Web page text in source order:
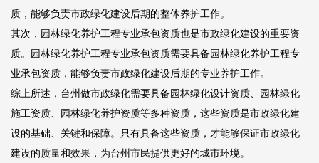
质，能够负责市政绿化建设后期的整体养护工作。
其次，园林绿化养护工程专业承包资质也是市政绿化建设的重要资
质。园林绿化养护工程专业承包资质需要具备园林绿化养护工程专
业承包资质，能够负责市政绿化建设后期的专业养护工作。
综上所述，台州做市政绿化需要具备园林绿化设计资质、园林绿化
施工资质、园林绿化养护资质等多种资质，这些资质是市政绿化建
设的基础、关键和保障。只有具备这些资质，才能够保证市政绿化
建设的质量和效果，为台州市民提供更好的城市环境。